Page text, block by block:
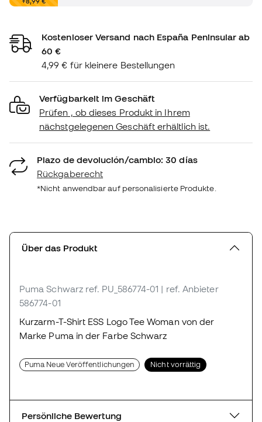
Kostenloser Versand nach España Peninsular ab
60 €
4,99 € für kleinere Bestellungen
Verfügbarkeit im Geschäft
Prüfen , ob dieses Produkt in Ihrem
nächstgelegenen Geschäft erhältlich ist.
Plazo de devolución/cambio: 30 días
Rückgaberecht
*Nicht anwendbar auf personalisierte Produkte.
Über das Produkt
Puma Schwarz ref. PU_586774-01 | ref. Anbieter
586774-01
Kurzarm-T-Shirt ESS Logo Tee Woman von der
Marke Puma in der Farbe Schwarz
Puma Neue Veröffentlichungen Nicht vorrättig
Persönliche Bewertung